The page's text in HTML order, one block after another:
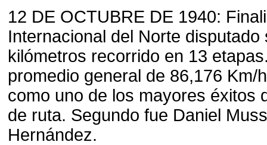
12 DE OCTUBRE DE 1940:
Internacional del Norte
kilómetros recorrido en 13
promedio general de 86,176 Km/
como uno de los mayores éxitos
de ruta. Segundo fue Daniel
Hernández.